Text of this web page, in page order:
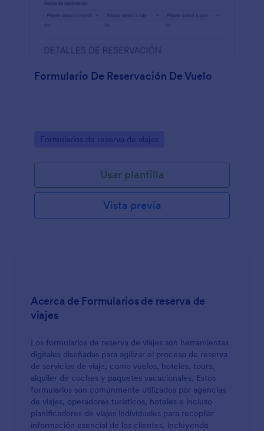
Formulario De Reservación De Vuelo
Go to Category:
Formularios de reserva de viajes
Usar plantilla
Vista previa
Acerca de Formularios de reserva de
viajes
Los formularios de reserva de viajes son herramientas
digitales diseñadas para agilizar el proceso de reserva
de servicios de viaje, como vuelos, hoteles, tours,
alquiler de coches y paquetes vacacionales. Estos
formularios son comúnmente utilizados por agencias
de viajes, operadores turísticos, hoteles e incluso
planificadores de viajes individuales para recopilar
información esencial de los clientes, incluyendo